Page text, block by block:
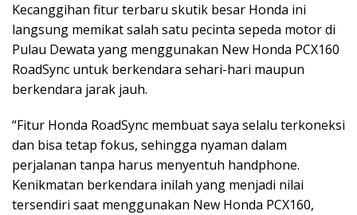
Kecanggihan fitur terbaru skutik besar Honda ini
langsung memikat salah satu pecinta sepeda motor di
Pulau Dewata yang menggunakan New Honda PCX160
RoadSync untuk berkendara sehari-hari maupun
berkendara jarak jauh.
“Fitur Honda RoadSync membuat saya selalu terkoneksi
dan bisa tetap fokus, sehingga nyaman dalam
perjalanan tanpa harus menyentuh handphone.
Kenikmatan berkendara inilah yang menjadi nilai
tersendiri saat menggunakan New Honda PCX160,